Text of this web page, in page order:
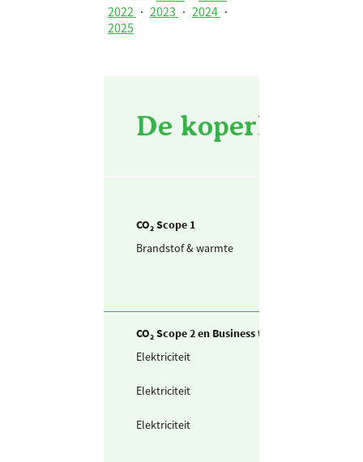
2022 · 2023 · 2024 ·
2025
De koperhorst -
CO₂ Scope 1
Brandstof & warmte
CO₂ Scope 2 en Business travel
Elektriciteit
Elektriciteit
Elektriciteit